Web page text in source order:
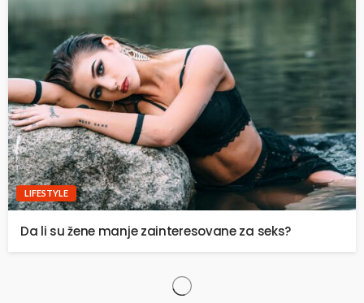
LIFESTYLE
Da li su žene manje zainteresovane za seks?